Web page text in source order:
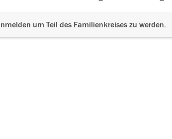
um Teil des Familienkreises zu werden.